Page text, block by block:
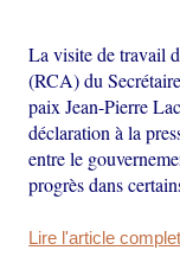
La visite de travail
(RCA) du
paix Jean-Pierre
déclaration à la
entre le
progrès dans
Lire l'article complet